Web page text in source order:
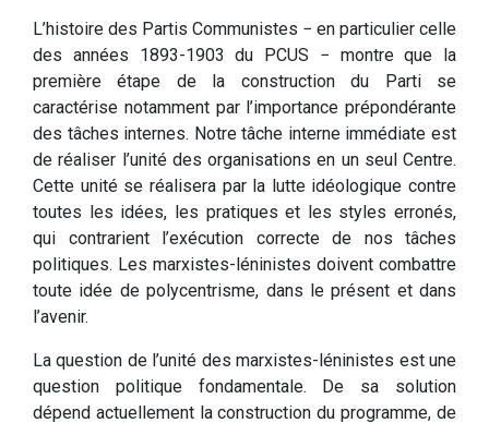
L’histoire des Partis Communistes − en particulier celle
des années 1893-1903 du PCUS − montre que la
première étape de la construction du Parti se
caractérise notamment par l’importance prépondérante
des tâches internes. Notre tâche interne immédiate est
de réaliser l’unité des organisations en un seul Centre.
Cette unité se réalisera par la lutte idéologique contre
toutes les idées, les pratiques et les styles erronés,
qui contrarient l’exécution correcte de nos tâches
politiques. Les marxistes-léninistes doivent combattre
toute idée de polycentrisme, dans le présent et dans
l’avenir.
La question de l’unité des marxistes-léninistes est une
question politique fondamentale. De sa solution
dépend actuellement la construction du programme, de